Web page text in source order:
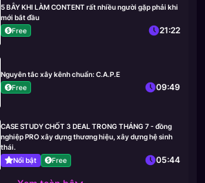
5 BẪY KHI LÀM CONTENT rất nhiều người gặp phải khi
mới bắt đầu
Free
21:22
Nguyên tắc xây kênh chuẩn: C.A.P.E
Free
09:49
CASE STUDY CHỐT 3 DEAL TRONG THÁNG 7 - đồng
nghiệp PRO xây dựng thương hiệu, xây dựng hệ sinh
thái.
Nổi bật
Free 05:44